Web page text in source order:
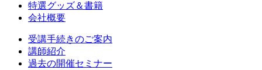
特選グッズ＆書籍
会社概要
受講手続きのご案内
講師紹介
過去の開催セミナー